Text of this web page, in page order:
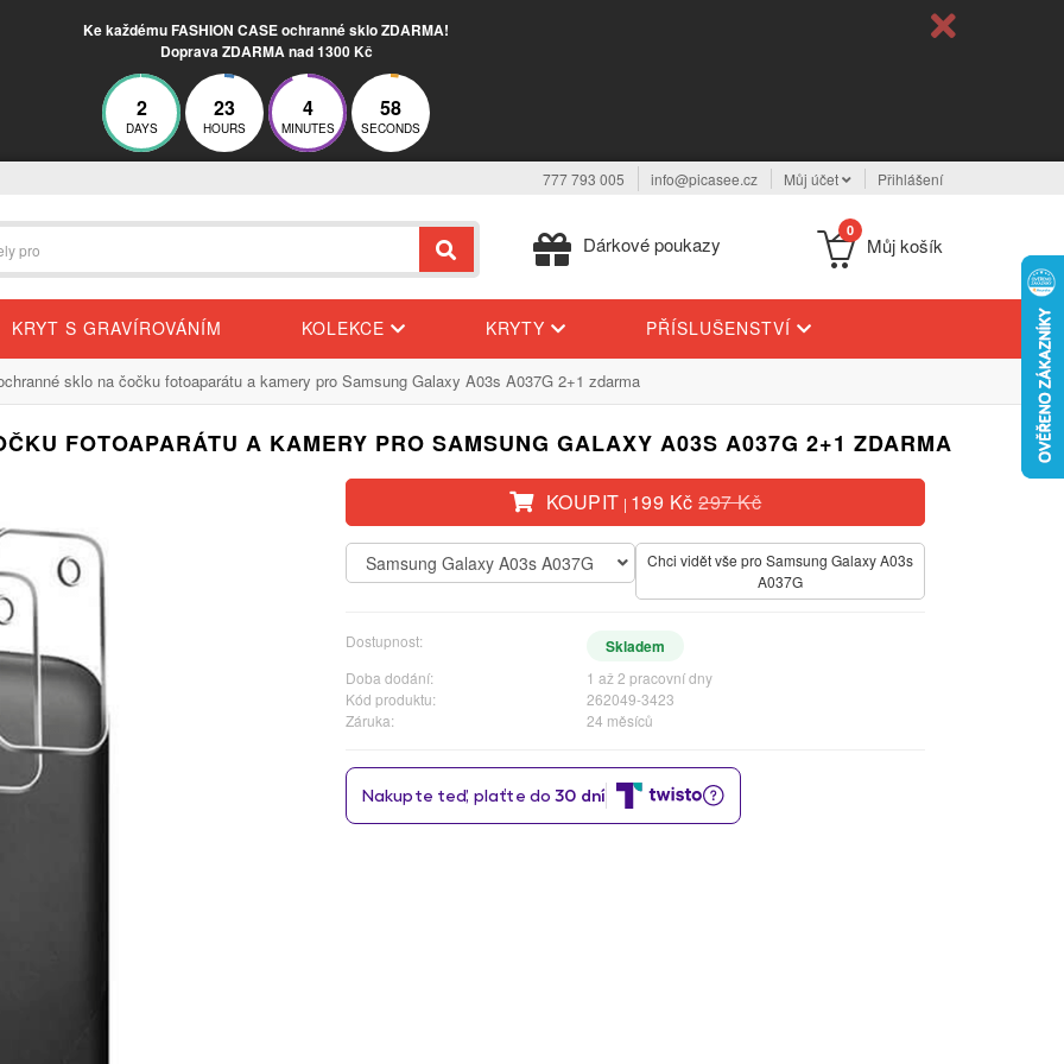
Ke každému FASHION CASE ochranné sklo ZDARMA!
Doprava ZDARMA nad 1300 Kč
2
DAYS
23
HOURS
4
MINUTES
58
SECONDS
777 793 005 info@picasee.cz Můj účet Přihlášení
Dárkové poukazy
0
Můj košík
KRYT S GRAVÍROVÁNÍM KOLEKCE KRYTY PŘÍSLUŠENSTVÍ
sklo na čočku fotoaparátu a kamery pro Samsung Galaxy A03s A037G 2+1 zdarma
FOTOAPARÁTU A KAMERY PRO SAMSUNG GALAXY A03S A037G 2+1 ZDARMA
KOUPIT | 199 Kč297 Kč
Samsung Galaxy A03s A037G
Chci vidět vše pro Samsung Galaxy A03s
A037G
Dostupnost: Skladem
Doba dodání:
1 až 2 pracovní dny
Kód produktu:
262049-3423
Záruka:
24 měsíců